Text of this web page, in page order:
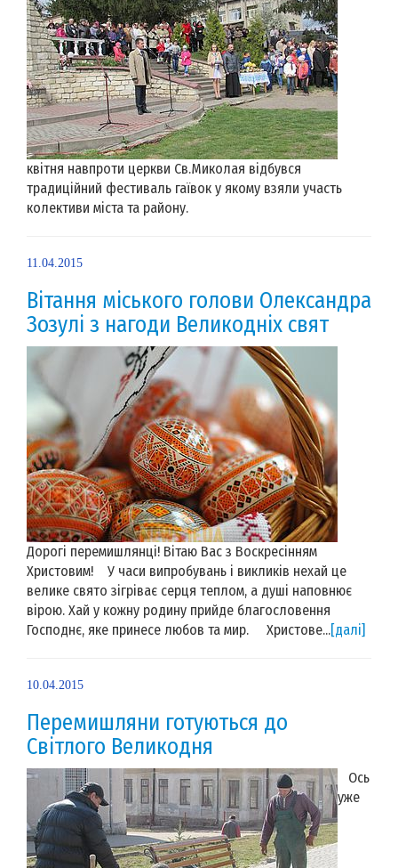
квітня навпроти церкви Св.Миколая відбувся
традиційний фестиваль гаївок у якому взяли участь
колективи міста та району.
11.04.2015
Вітання міського голови Олександра
Зозулі з нагоди Великодніх свят
Дорогі перемишлянці! Вітаю Вас з Воскресінням
Христовим! У часи випробувань і викликів нехай це
велике свято зігріває серця теплом, а душі наповнює
вірою. Хай у кожну родину прийде благословення
Господнє, яке принесе любов та мир. Христове...[далі]
10.04.2015
Перемишляни готуються до
Світлого Великодня
Ось
уже